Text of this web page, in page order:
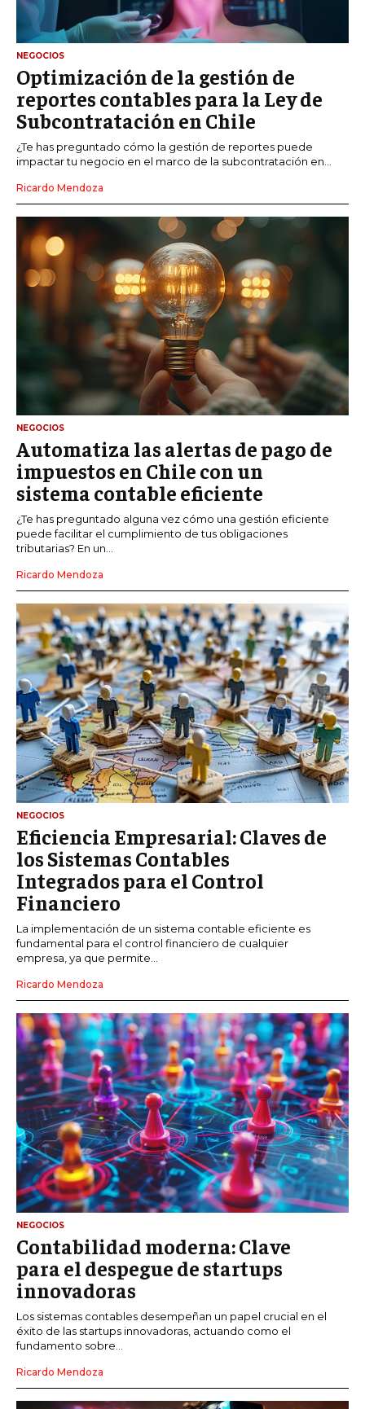
NEGOCIOS
Optimización de la gestión de
reportes contables para la Ley de
Subcontratación en Chile
¿Te has preguntado cómo la gestión de reportes puede
impactar tu negocio en el marco de la subcontratación en...
Ricardo Mendoza
NEGOCIOS
Automatiza las alertas de pago de
impuestos en Chile con un
sistema contable eficiente
¿Te has preguntado alguna vez cómo una gestión eficiente
puede facilitar el cumplimiento de tus obligaciones
tributarias? En un...
Ricardo Mendoza
NEGOCIOS
Eficiencia Empresarial: Claves de
los Sistemas Contables
Integrados para el Control
Financiero
La implementación de un sistema contable eficiente es
fundamental para el control financiero de cualquier
empresa, ya que permite...
Ricardo Mendoza
NEGOCIOS
Contabilidad moderna: Clave
para el despegue de startups
innovadoras
Los sistemas contables desempeñan un papel crucial en el
éxito de las startups innovadoras, actuando como el
fundamento sobre...
Ricardo Mendoza